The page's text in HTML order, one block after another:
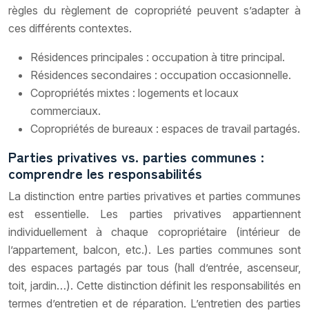
règles du règlement de copropriété peuvent s’adapter à
ces différents contextes.
Résidences principales : occupation à titre principal.
Résidences secondaires : occupation occasionnelle.
Copropriétés mixtes : logements et locaux
commerciaux.
Copropriétés de bureaux : espaces de travail partagés.
Parties privatives vs. parties communes :
comprendre les responsabilités
La distinction entre parties privatives et parties communes
est essentielle. Les parties privatives appartiennent
individuellement à chaque copropriétaire (intérieur de
l’appartement, balcon, etc.). Les parties communes sont
des espaces partagés par tous (hall d’entrée, ascenseur,
toit, jardin…). Cette distinction définit les responsabilités en
termes d’entretien et de réparation. L’entretien des parties